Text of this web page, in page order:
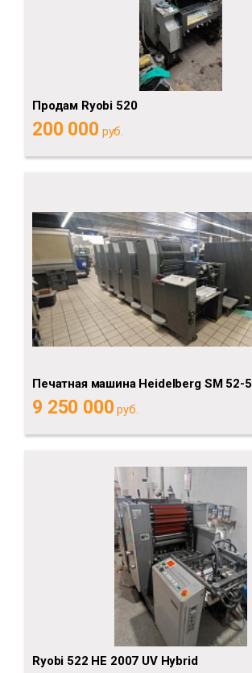
Продам Ryobi 520
200 000 руб.
Печатная машина Heidelberg SM 52-5
9 250 000 руб.
Ryobi 522 HE 2007 UV Hybrid